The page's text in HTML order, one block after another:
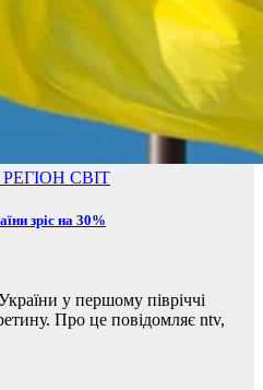
РЕГІОН СВІТ
зріс на 30%
у першому півріччі
Про це повідомляє ntv,